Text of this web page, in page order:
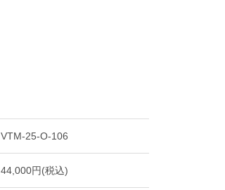
VTM-25-O-106
44,000円(税込)